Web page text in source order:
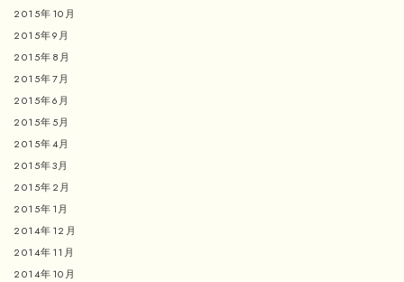
2015年10月
2015年9月
2015年8月
2015年7月
2015年6月
2015年5月
2015年4月
2015年3月
2015年2月
2015年1月
2014年12月
2014年11月
2014年10月